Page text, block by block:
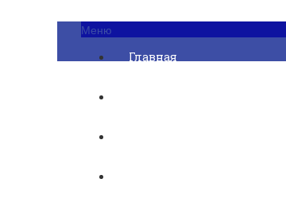
Меню
Главная